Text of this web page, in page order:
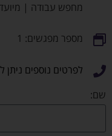
מחפש עבודה | מיועד
מספר מפגשים: 1
לפרטים נוספים ניתן
שם: